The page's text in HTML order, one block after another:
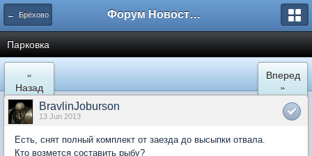
← Брёхово Форум Новостройки
Парковка
«
Назад
Вперед
»
BravlinJoburson
13 Jun 2013
Есть, снят полный комплект от заезда до высыпки отвала.
Кто возмется составить рыбу?